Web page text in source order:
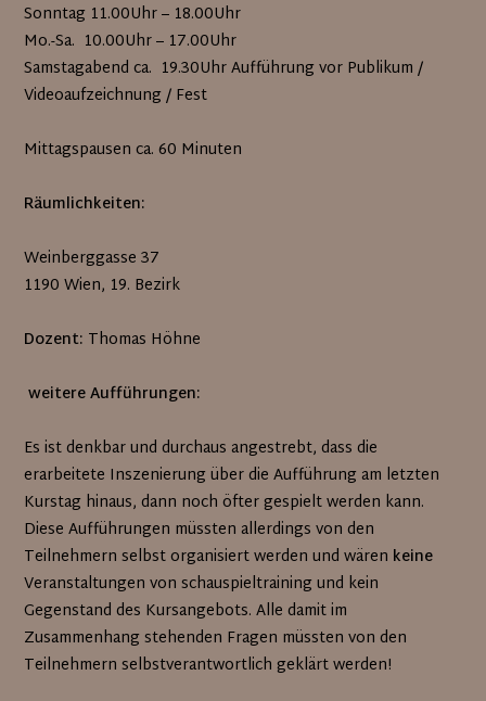
Sonntag 11.00Uhr – 18.00Uhr
Mo.-Sa. 10.00Uhr – 17.00Uhr
Samstagabend ca. 19.30Uhr Aufführung vor Publikum /
Videoaufzeichnung / Fest
Mittagspausen ca. 60 Minuten
Räumlichkeiten:
Weinberggasse 37
1190 Wien, 19. Bezirk
Dozent: Thomas Höhne
weitere Aufführungen:
Es ist denkbar und durchaus angestrebt, dass die
erarbeitete Inszenierung über die Aufführung am letzten
Kurstag hinaus, dann noch öfter gespielt werden kann.
Diese Aufführungen müssten allerdings von den
Teilnehmern selbst organisiert werden und wären keine
Veranstaltungen von schauspieltraining und kein
Gegenstand des Kursangebots. Alle damit im
Zusammenhang stehenden Fragen müssten von den
Teilnehmern selbstverantwortlich geklärt werden!